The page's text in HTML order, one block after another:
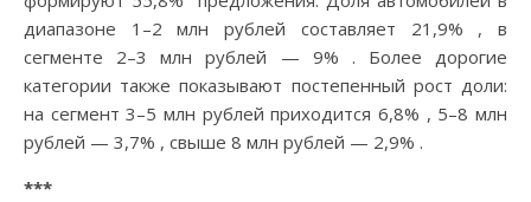
диапазоне 1–2 млн рублей составляет 21,9% , в
сегменте 2–3 млн рублей — 9% . Более дорогие
категории также показывают постепенный рост доли:
на сегмент 3–5 млн рублей приходится 6,8% , 5–8 млн
рублей — 3,7% , свыше 8 млн рублей — 2,9% .
***